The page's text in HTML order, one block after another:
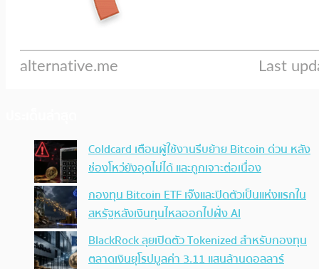
Coldcard เตือนผู้ใช้งานรีบย้าย Bitcoin ด่วน หลัง
ช่องโหว่ยังอุดไม่ได้ และถูกเจาะต่อเนื่อง
กองทุน Bitcoin ETF เจ๊งและปิดตัวเป็นแห่งแรกใน
สหรัฐหลังเงินทุนไหลออกไปฝั่ง AI
BlackRock ลุยเปิดตัว Tokenized สำหรับกองทุน
ตลาดเงินยุโรปมูลค่า 3.11 แสนล้านดอลลาร์